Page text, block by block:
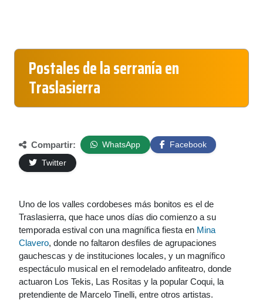
Postales de la serranía en
Traslasierra
Compartir: WhatsApp
Facebook
Twitter
Uno de los valles cordobeses más bonitos es el de
Traslasierra, que hace unos días dio comienzo a su
temporada estival con una magnífica fiesta en Mina
Clavero, donde no faltaron desfiles de agrupaciones
gauchescas y de instituciones locales, y un magnífico
espectáculo musical en el remodelado anfiteatro, donde
actuaron Los Tekis, Las Rositas y la popular Coqui, la
pretendiente de Marcelo Tinelli, entre otros artistas.